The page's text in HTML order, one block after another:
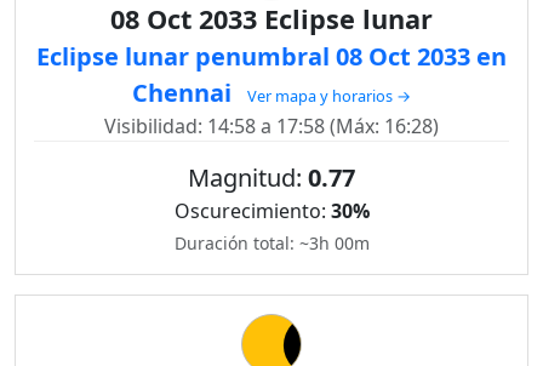
08 Oct 2033 Eclipse lunar
Eclipse lunar penumbral 08 Oct 2033 en
Chennai
Ver mapa y horarios →
Visibilidad: 14:58 a 17:58 (Máx: 16:28)
Magnitud: 0.77
Oscurecimiento: 30%
Duración total: ~3h 00m